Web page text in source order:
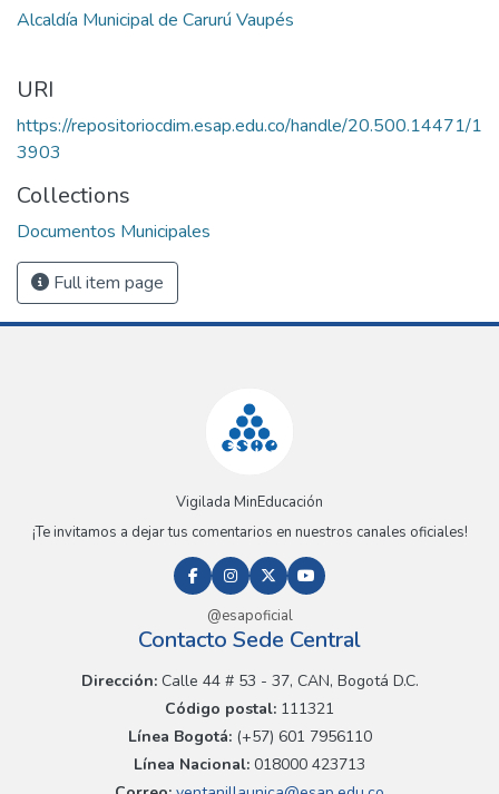
Alcaldía Municipal de Carurú Vaupés
URI
https://repositoriocdim.esap.edu.co/handle/20.500.14471/1
3903
Collections
Documentos Municipales
Full item page
Vigilada MinEducación
¡Te invitamos a dejar tus comentarios en nuestros canales oficiales!
@esapoficial
Contacto Sede Central
Dirección:Calle 44 # 53 - 37, CAN, Bogotá D.C.
Código postal: 111321
Línea Bogotá:(+57) 601 7956110
Línea Nacional: 018000 423713